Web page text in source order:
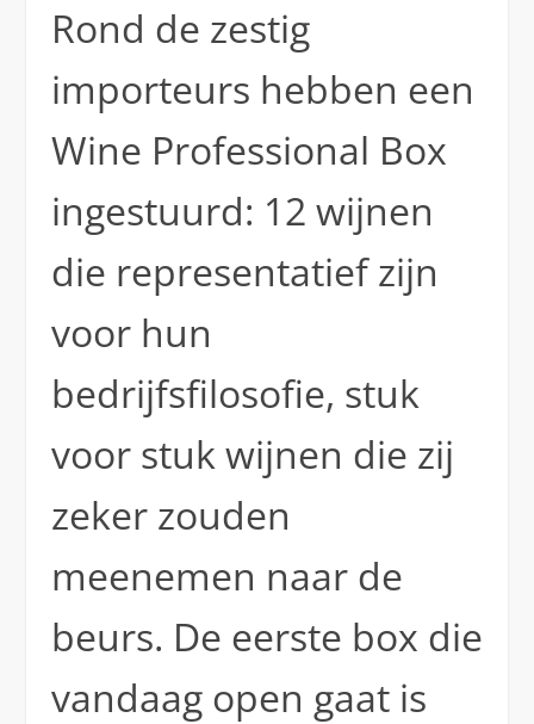
Rond de zestig
importeurs hebben een
Wine Professional Box
ingestuurd: 12 wijnen
die representatief zijn
voor hun
bedrijfsfilosofie, stuk
voor stuk wijnen die zij
zeker zouden
meenemen naar de
beurs. De eerste box die
vandaag open gaat is